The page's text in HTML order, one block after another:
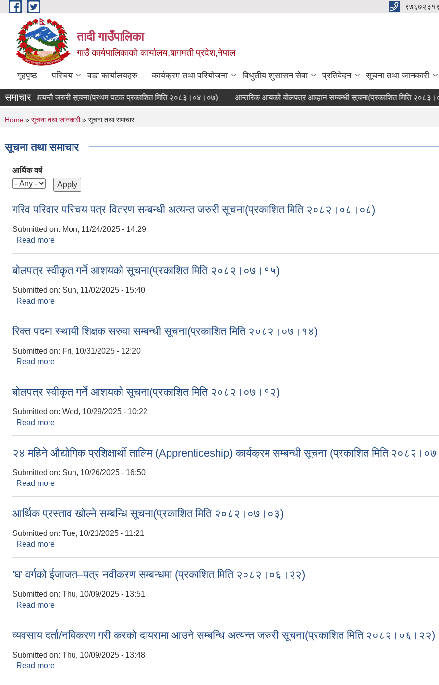
Skip to main content
तादी गाउँपालिका
गाउँ कार्यपालिकाको कार्यालय,बागमती प्रदेश,नेपाल
गृहपृष्ठ परिचय वडा कार्यालयहरु कार्यक्रम तथा परियोजना विधुतीय शुसासन सेवा प्रतिवेदन सूचना तथा जानकारी
समाचारअत्यन्तै जरुरी सूचना(प्रथम पटक प्रकाशित मिति २०८३।०४।०७) आन्तरिक आयको बोलपत्र आव्हान सम्बन्धी सूचना(प्रकाशित मिति
You are here
Home » सूचना तथा जानकारी» सूचना तथा समाचार
सूचना तथा समाचार
आर्थिक वर्ष
गरिव परिवार परिचय पत्र वितरण सम्बन्धी अत्यन्त जरुरी सूचना(प्रकाशित मिति २०८२।०८।०८)
Submitted on: Mon, 11/24/2025 - 14:29
Read more
बोलपत्र स्वीकृत गर्ने आशयको सूचना(प्रकाशित मिति २०८२।०७।१५)
Submitted on: Sun, 11/02/2025 - 15:40
Read more
रिक्त पदमा स्थायी शिक्षक सरुवा सम्बन्धी सूचना(प्रकाशित मिति २०८२।०७।१४)
Submitted on: Fri, 10/31/2025 - 12:20
Read more
बोलपत्र स्वीकृत गर्ने आशयको सूचना(प्रकाशित मिति २०८२।०७।१२)
Submitted on: Wed, 10/29/2025 - 10:22
Read more
२४ महिने औद्योगिक प्रशिक्षार्थी तालिम (Apprenticeship) कार्यक्रम सम्बन्धी सूचना (प्रकाशित मिति
Submitted on: Sun, 10/26/2025 - 16:50
Read more
आर्थिक प्रस्ताव खोल्ने सम्बन्धि सूचना(प्रकाशित मिति २०८२।०७।०३)
Submitted on: Tue, 10/21/2025 - 11:21
Read more
'घ' वर्गको ईजाजत–पत्र नवीकरण सम्बन्धमा (प्रकाशित मिति २०८२।०६।२२)
Submitted on: Thu, 10/09/2025 - 13:51
Read more
व्यवसाय दर्ता/नविकरण गरी करको दायरामा आउने सम्बन्धि अत्यन्त जरुरी सूचना(प्रकाशित मिति २०८२।०६।२२)
Submitted on: Thu, 10/09/2025 - 13:48
Read more